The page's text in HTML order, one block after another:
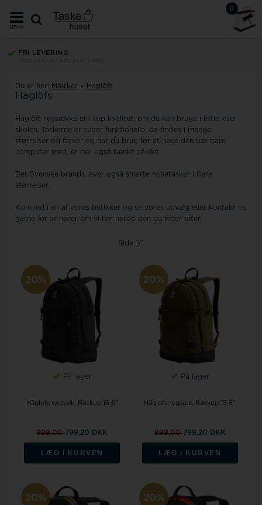
0
MENU
FRI LEVERING
Du er her: Mærker » Haglöfs
Haglöfs
Haglöft rygsække er i top kvalitet, om du kan bruge i fritid eller
skolen. Taskerne er super funktionelle, de findes i mange
størrelser og farver og har du brug for at have den bærbare
computer med, er der også tænkt på det.
Det Svenske brands laver også smarte rejsetasker i flere
størrelser.
Kom ind i en af vores butikker og se vores udvalg eller kontakt os
gerne for at hører om vi har netop den du leder efter.
Side 1/1
20%
På lager
Häglofs rygsæk, Backup 15,6"
999,00799,20 DKK
LÆG I KURVEN
20%
På lager
Häglofs rygsæk, Backup 15,6"
999,00799,20 DKK
LÆG I KURVEN
20% 20%